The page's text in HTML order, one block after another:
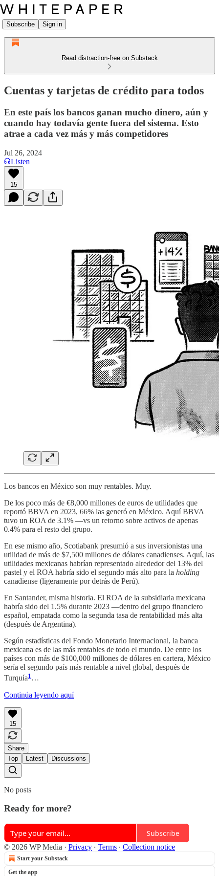
Subscribe Sign in
Read distraction-free on Substack
Cuentas y tarjetas de crédito para todos
En este país los bancos ganan mucho dinero, aún y
cuando hay todavía gente fuera del sistema. Esto
atrae a cada vez más y más competidores
Jul 26, 2024
Listen
15
Los bancos en México son muy rentables. Muy.
De los poco más de €8,000 millones de euros de utilidades que
reportó BBVA en 2023, 66% las generó en México. Aquí BBVA
tuvo un ROA de 3.1% —vs un retorno sobre activos de apenas
0.4% para el resto del grupo.
En ese mismo año, Scotiabank presumió a sus inversionistas una
utilidad de más de $7,500 millones de dólares canadienses. Aquí, las
utilidades mexicanas habrían representado alrededor del 13% del
pastel y el ROA habría sido el segundo más alto para la holding
canadiense (ligeramente por detrás de Perú).
En Santander, misma historia. El ROA de la subsidiaria mexicana
habría sido del 1.5% durante 2023 —dentro del grupo financiero
español, empatada como la segunda tasa de rentabilidad más alta
(después de Argentina).
Según estadísticas del Fondo Monetario Internacional, la banca
mexicana es de las más rentables de todo el mundo. De entre los
países con más de $100,000 millones de dólares en cartera, México
sería el segundo país más rentable a nivel global, después de
Turquía1 …
Continúa leyendo aquí
15
Share
Top
Latest Discussions
No posts
Ready for more?
Subscribe
© 2026 WP Media · Privacy ∙ Terms ∙ Collection notice
Start your Substack
Get the app